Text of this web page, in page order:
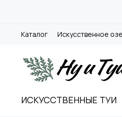
Каталог Искусственное
ИСКУССТВЕННЫЕ ТУИ